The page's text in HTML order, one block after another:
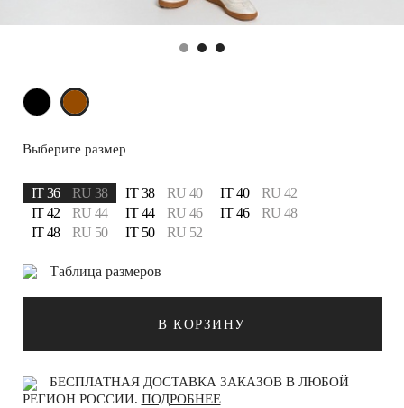
Выберите размер
IT 36 RU 38 IT 38 RU 40 IT 40
RU 42
IT 42
RU 44 IT 44 RU 46 IT 46
RU 48
IT 48
RU 50 IT 50 RU 52
Таблица размеров
В КОРЗИНУ
БЕСПЛАТНАЯ ДОСТАВКА ЗАКАЗОВ В ЛЮБОЙ
РЕГИОН РОССИИ. ПОДРОБНЕЕ